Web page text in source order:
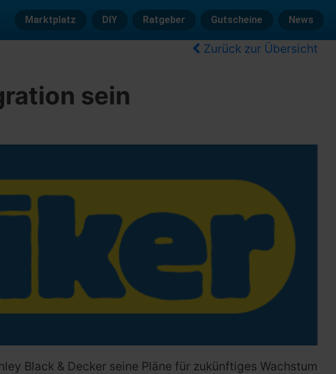
Marktplatz DIY Ratgeber Gutscheine News
Zurück zur Übersicht
sein
Black & Decker seine Pläne für zukünftiges Wachstum